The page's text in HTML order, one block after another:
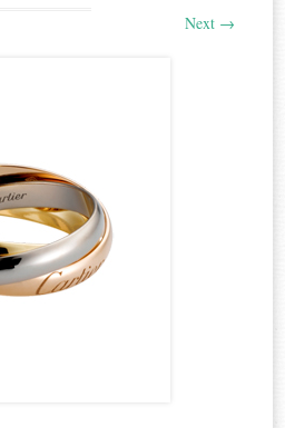
Next →